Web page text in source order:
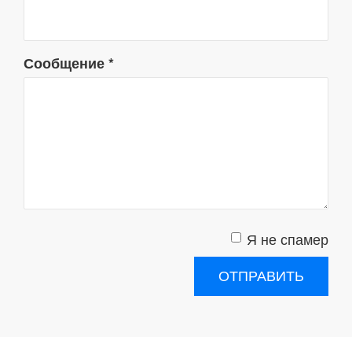
Сообщение*
Я не спамер
ОТПРАВИТЬ